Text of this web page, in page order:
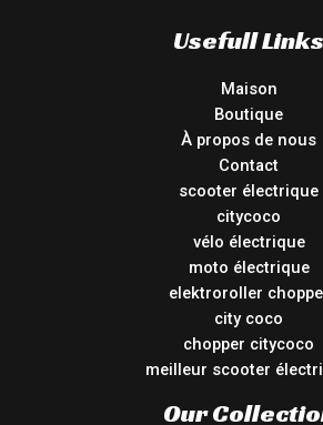
Usefull Links
Maison
Boutique
À propos de nous
Contact
scooter électrique
citycoco
vélo électrique
moto électrique
elektroroller
city coco
chopper citycoco
meilleur scooter
Our